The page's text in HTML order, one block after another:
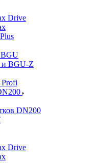
Drive
BGU-Z
DN200
Drive